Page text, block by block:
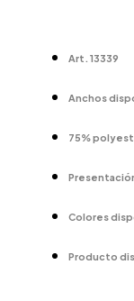
Art. 13339
Anchos
75%
Colores
Producto